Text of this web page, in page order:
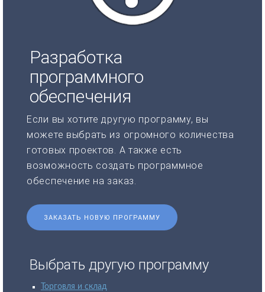
Разработка
программного
обеспечения
Если вы хотите другую программу, вы
можете выбрать из огромного количества
готовых проектов. А также есть
возможность создать программное
обеспечение на заказ.
ЗАКАЗАТЬ НОВУЮ ПРОГРАММУ
Выбрать другую программу
Торговля и склад